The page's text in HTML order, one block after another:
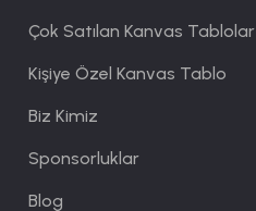
Çok Satılan Kanvas Tablolar
Kişiye Özel Kanvas Tablo
Biz Kimiz
Sponsorluklar
Blog